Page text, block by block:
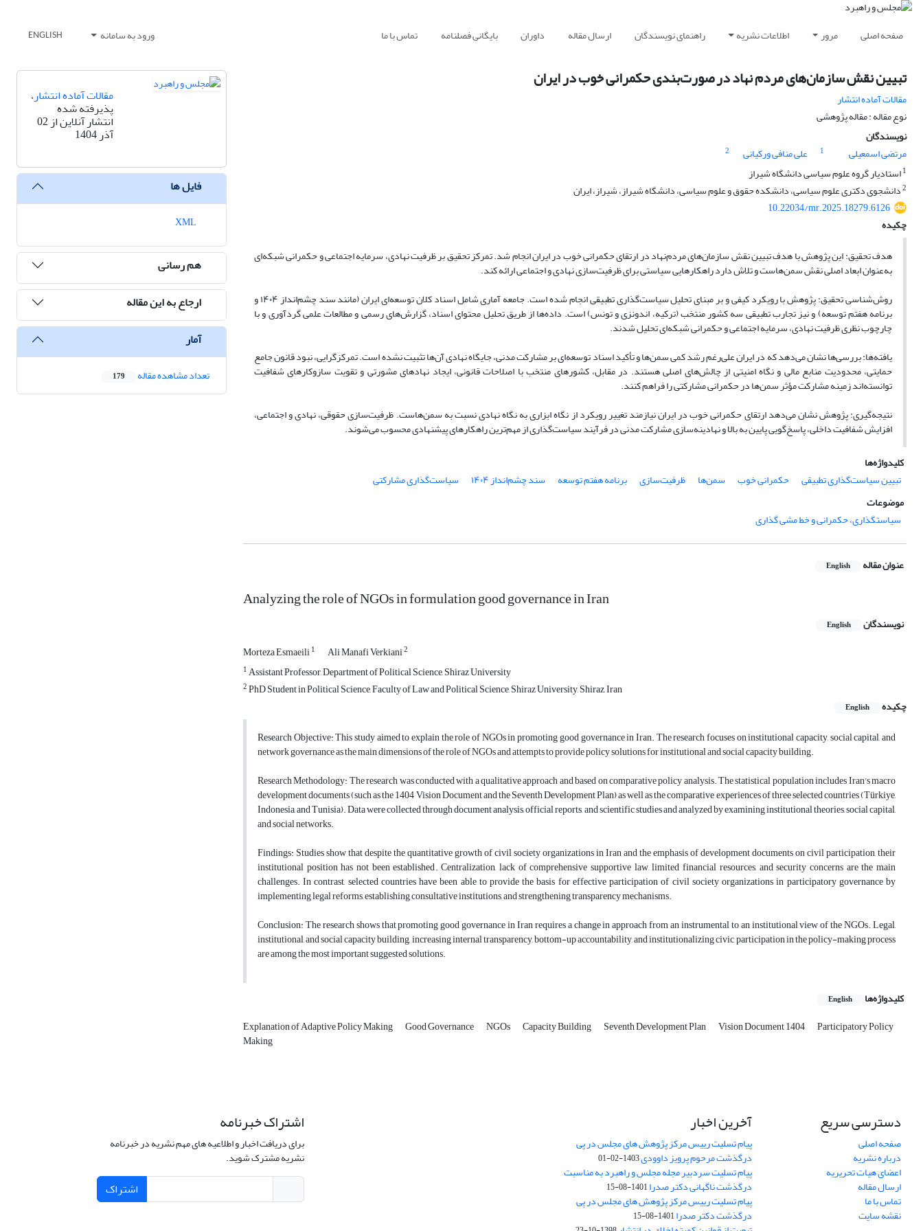
صفحه اصلی مرور اطلاعات نشریه راهنمای نویسندگان ارسال مقاله داوران بایگانی فصلنامه تماس با ما ورود به سامانه ENGLISH
تبیین نقش سازمان‌های مردم نهاد در صورت‌بندی حکمرانی خوب در ایران
مقالات آماده انتشار
نوع مقاله : مقاله پژوهشی
نویسندگان
مرتضی اسمعیلی
1 علی منافی ورکیانی
2
1استادیار گروه علوم سیاسی دانشگاه شیراز
2دانشجوی دکتری علوم سیاسی، دانشکده حقوق و علوم سیاسی، دانشگاه شیراز، شیراز، ایران
10.22034/mr.2025.18279.6126
چکیده
هدف تحقیق: این پژوهش با هدف تبیین نقش سازمان‌های مردم‌نهاد در ارتقای حکمرانی خوب در ایران انجام شد. تمرکز تحقیق بر ظرفیت نهادی، سرمایه اجتماعی و حکمرانی شبکه‌ای
به‌عنوان ابعاد اصلی نقش سمن‌هاست و تلاش دارد راهکارهایی سیاستی برای ظرفیت‌سازی نهادی و اجتماعی ارائه کند.
روش‌شناسی تحقیق: پژوهش با رویکرد کیفی و بر مبنای تحلیل سیاست‌گذاری تطبیقی انجام شده است. جامعه آماری شامل اسناد کلان توسعه‌ای ایران (مانند سند چشم‌انداز ۱۴۰۴ و
برنامه هفتم توسعه) و نیز تجارب تطبیقی سه کشور منتخب (ترکیه، اندونزی و تونس) است. داده‌ها از طریق تحلیل محتوای اسناد، گزارش‌های رسمی و مطالعات علمی گردآوری و با
چارچوب نظری ظرفیت نهادی، سرمایه اجتماعی و حکمرانی شبکه‌ای تحلیل شدند.
یافته‌ها: بررسی‌ها نشان می‌دهد که در ایران علی‌رغم رشد کمی سمن‌ها و تأکید اسناد توسعه‌ای بر مشارکت مدنی، جایگاه نهادی آن‌ها تثبیت نشده است. تمرکزگرایی، نبود قانون جامع
حمایتی، محدودیت منابع مالی و نگاه امنیتی از چالش‌های اصلی هستند. در مقابل، کشورهای منتخب با اصلاحات قانونی، ایجاد نهادهای مشورتی و تقویت سازوکارهای شفافیت
توانسته‌اند زمینه مشارکت مؤثر سمن‌ها در حکمرانی مشارکتی را فراهم کنند.
نتیجه‌گیری: پژوهش نشان می‌دهد ارتقای حکمرانی خوب در ایران نیازمند تغییر رویکرد از نگاه ابزاری به نگاه نهادی نسبت به سمن‌هاست. ظرفیت‌سازی حقوقی، نهادی و اجتماعی،
افزایش شفافیت داخلی، پاسخ‌گویی پایین به بالا و نهادینه‌سازی مشارکت مدنی در فرآیند سیاست‌گذاری از مهم‌ترین راهکارهای پیشنهادی محسوب می‌شوند.
کلیدواژه‌ها
تبیین سیاست‌گذاری تطبیقی
حکمرانی خوب سمن‌ها ظرفیت‌سازی برنامه هفتم توسعه سند چشم‌انداز ۱۴۰۴
سیاست‌گذاری مشارکتی
موضوعات
سیاستگذاری، حکمرانی و خط مشی گذاری
عنوان مقاله English
Analyzing the role of NGOs in formulation good governance in Iran
نویسندگان English
Morteza Esmaeili1 Ali Manafi Verkiani2
1Assistant Professor, Department of Political Science, Shiraz University
2PhD Student in Political Science, Faculty of Law and Political Science, Shiraz University, Shiraz, Iran
چکیده
English
Research Objective: This study aimed to explain the role of NGOs in promoting good governance in Iran. The research focuses on institutional capacity, social capital, and
network governance as the main dimensions of the role of NGOs and attempts to provide policy solutions for institutional and social capacity building.
Research Methodology: The research was conducted with a qualitative approach and based on comparative policy analysis. The statistical population includes Iran's macro
development documents (such as the 1404 Vision Document and the Seventh Development Plan) as well as the comparative experiences of three selected countries (Türkiye,
Indonesia, and Tunisia). Data were collected through document analysis, official reports, and scientific studies and analyzed by examining institutional theories, social capital,
and social networks.
Findings: Studies show that despite the quantitative growth of civil society organizations in Iran and the emphasis of development documents on civil participation, their
institutional position has not been established. Centralization, lack of comprehensive supportive law, limited financial resources, and security concerns are the main
challenges. In contrast, selected countries have been able to provide the basis for effective participation of civil society organizations in participatory governance by
implementing legal reforms, establishing consultative institutions, and strengthening transparency mechanisms.
Conclusion: The research shows that promoting good governance in Iran requires a change in approach from an instrumental to an institutional view of the NGOs. Legal,
institutional, and social capacity building, increasing internal transparency, bottom-up accountability, and institutionalizing civic participation in the policy-making process
are among the most important suggested solutions.
کلیدواژه‌ها English
Explanation of Adaptive Policy Making Good Governance NGOs Capacity Building Seventh Development Plan Vision Document 1404 Participatory Policy
Making
مقالات آماده انتشار،
پذیرفته شده
انتشار آنلاین از 02
آذر 1404
فایل ها
هم رسانی
ارجاع به این مقاله
آمار
تعداد مشاهده مقاله 179
دسترسی سریع
صفحه اصلی
درباره نشریه
اعضای هیات تحریریه
ارسال مقاله
تماس با ما
نقشه سایت
آخرین اخبار
پیام تسلیت رییس مرکز پژوهش های مجلس در پی
درگذشت مرحوم پرویز داوودی1403-02-01
پیام تسلیت سردبیر مجله مجلس و راهبرد به مناسبت
درگذشت ناگهانی دکتر صدرا1401-08-15
پیام تسلیت رییس مرکز پژوهش های مجلس در پی
درگذشت دکتر صدرا1401-08-15
اشتراک خبرنامه
برای دریافت اخبار و اطلاعیه های مهم نشریه در خبرنامه
نشریه مشترک شوید.
اشتراک